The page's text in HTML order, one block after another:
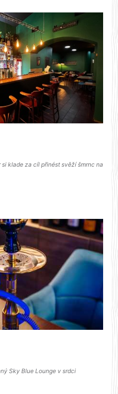
klade za cíl přinést svěží šmrnc na
Sky Blue Lounge v srdci